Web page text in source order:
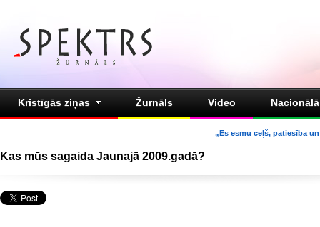
Kristīgās ziņas Žurnāls Video
„Es esmu ceļš, patiesība
Kas mūs sagaida Jaunajā 2009.gadā?